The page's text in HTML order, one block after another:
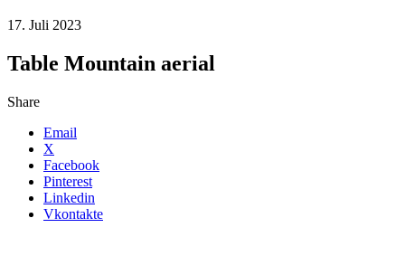
17. Juli 2023
Table Mountain aerial
Share
Email
X
Facebook
Pinterest
Linkedin
Vkontakte